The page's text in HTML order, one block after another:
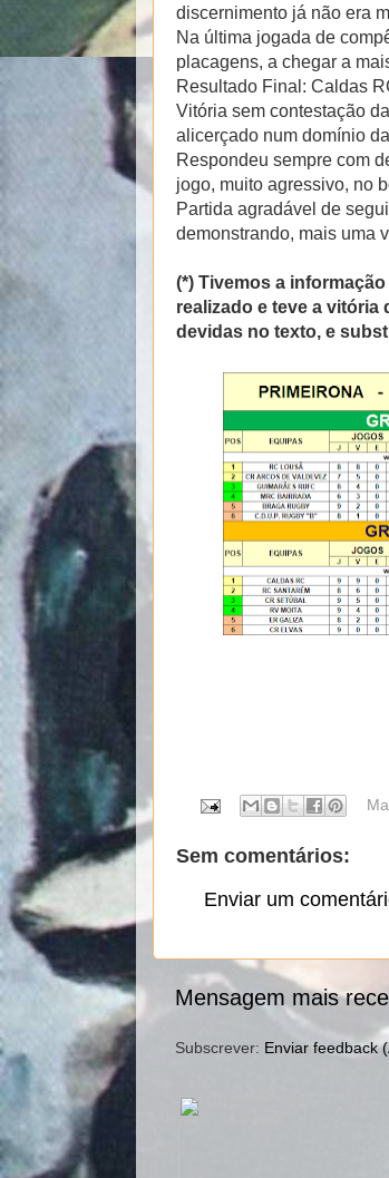
discernimento já não era
Na última jogada de
placagens, a chegar a
Resultado Final: Caldas
Vitória sem contestação
alicerçado num domínio
Respondeu sempre com
jogo, muito agressivo, no
Partida agradável de
demonstrando, mais uma
(*) Tivemos a
realizado e teve a vitória
devidas no texto, e
Sem comentários:
Enviar um
Mensagem mais
Subscrever: Enviar feedback